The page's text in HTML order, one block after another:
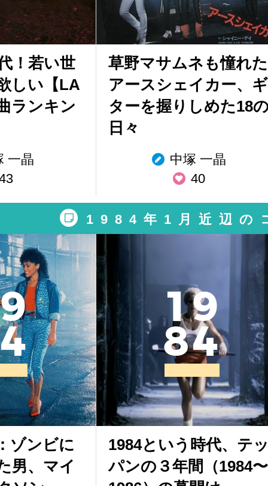
！若い世
しい【LA
ランキン
一晶
草野マサムネも憧れた
アースシェイカー、ギ
ターを握りしめた18
日々
中塚 一晶
40
1984年1月近辺の
9
4
ゾンビに
男、マイ
19
84
1984という時代、テ
パンの３年間（1984〜